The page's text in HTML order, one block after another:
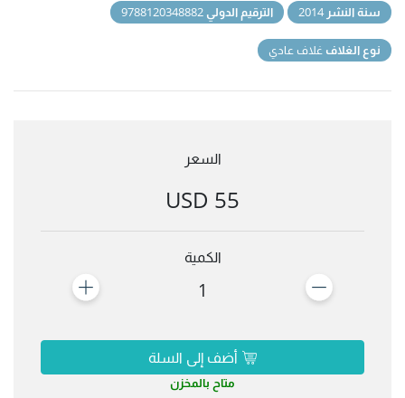
سنة النشر الترقيم الدولي
نوع الغلاف غلاف عادي
السعر
55 USD
الكمية
1
أضف إلى السلة
متاح بالمخزن